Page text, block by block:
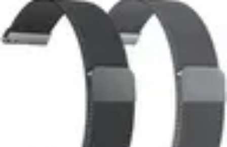
Recettes Typiques Régionales
Cuisine par régionTrucs et astuces
traditionnelles
Tendances Ingrédients typiques
Recettes Typiques Régionales